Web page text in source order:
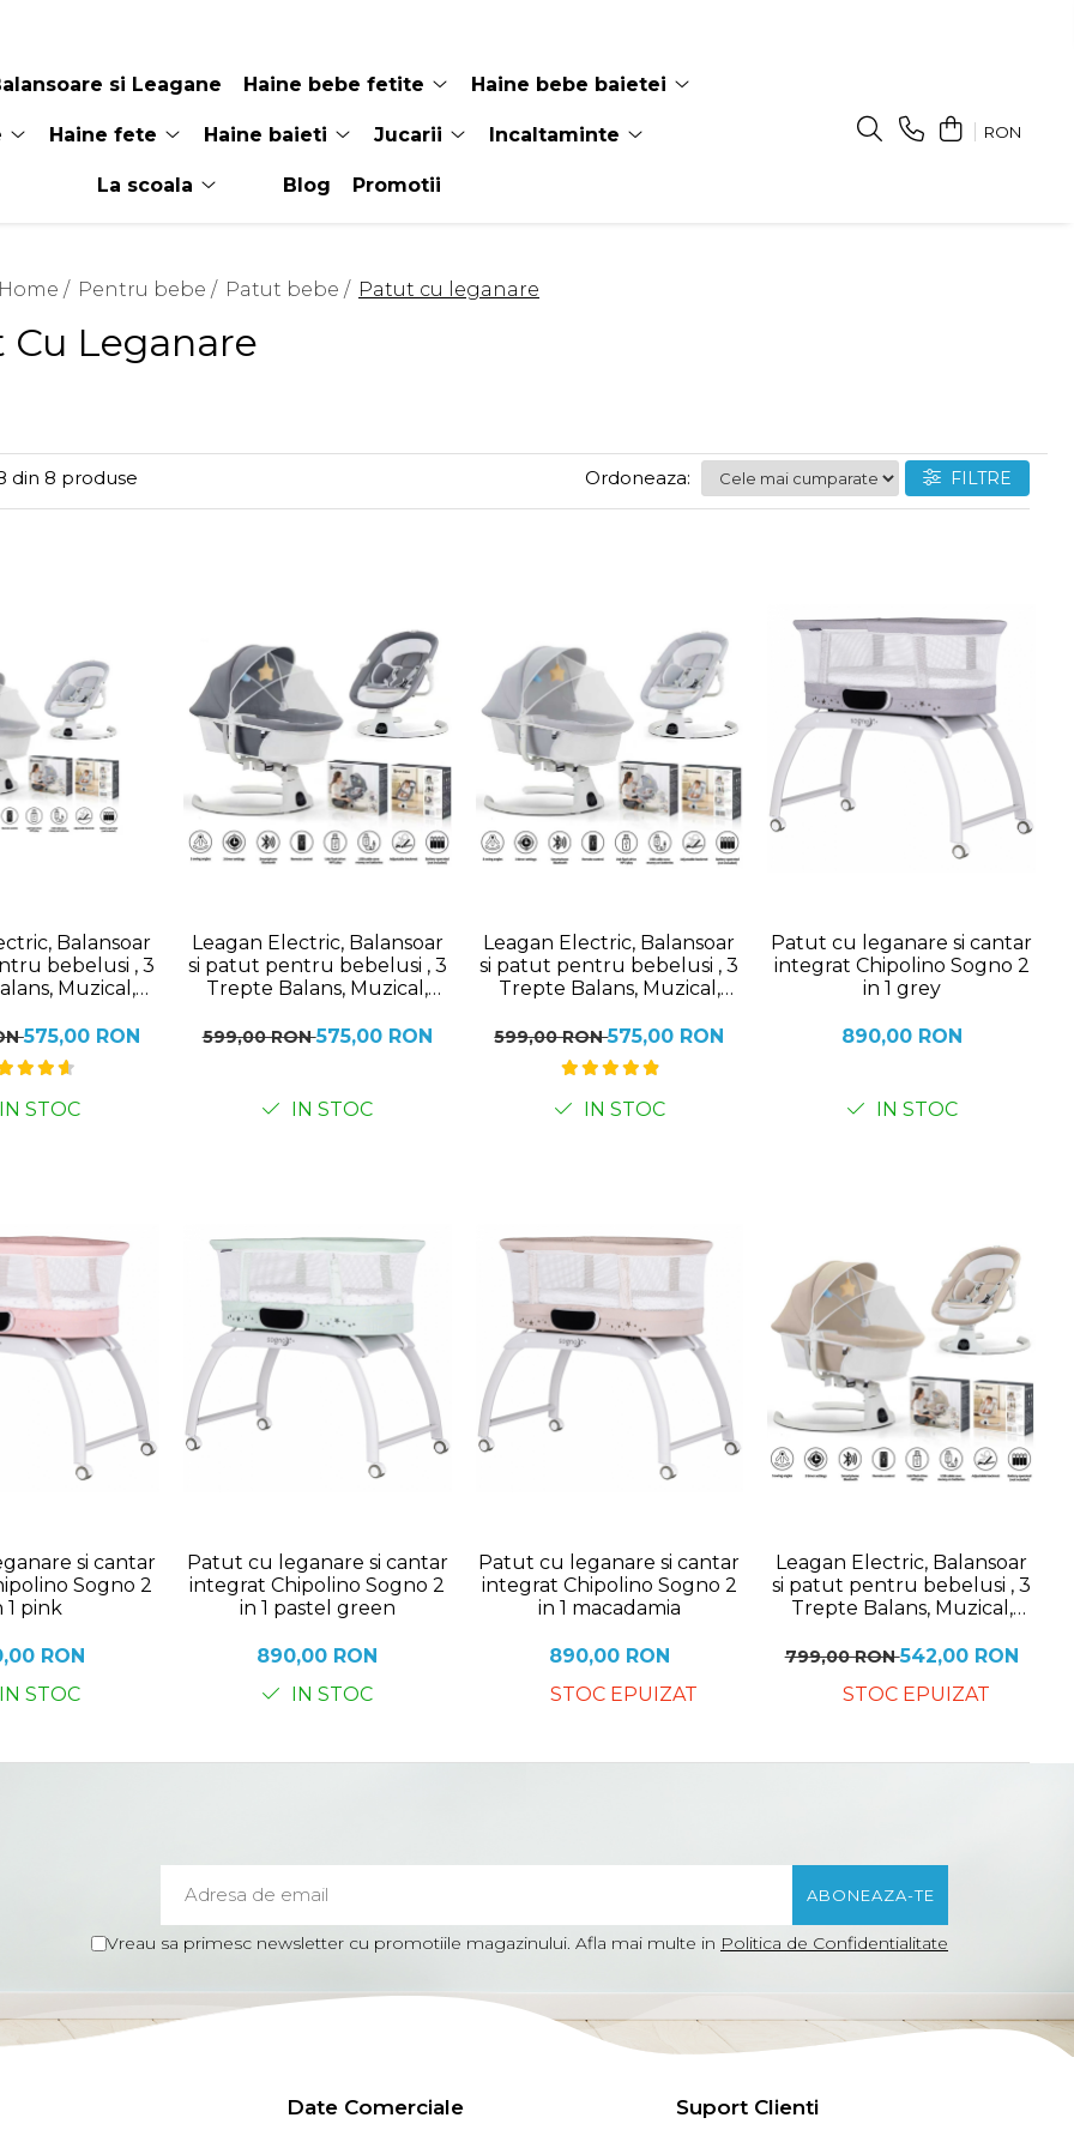
RON
si Leagane Haine bebe fetite Haine bebe baietei
Haine fete Haine baieti Jucarii Incaltaminte
La scoala Blog Promotii
Home / Pentru bebe / Patut bebe / Patut cu leganare
Cu Leganare
din 8 produse FILTRE
Ordoneaza:
Balansoar
bebelusi , 3
Muzical,
Jucarii de
Rabatabil
insecte
575,00 RON
IN STOC
Leagan Electric, Balansoar
si patut pentru bebelusi , 3
Trepte Balans, Muzical,
Telecomanda, Jucarii de
599,00 RON575,00 RON
IN STOC
Leagan Electric, Balansoar
si patut pentru bebelusi , 3
Trepte Balans, Muzical,
Telecomanda, Jucarii de
Plus, Cu Acoperis Rabatabil
si Plasa insecte, Gri deschis
599,00 RON575,00 RON
IN STOC
Patut cu leganare si cantar
integrat Chipolino Sogno 2
in 1 grey
890,00 RON
IN STOC
si cantar
Sogno 2
1 pink
RON
IN STOC
Patut cu leganare si cantar
integrat Chipolino Sogno 2
in 1 pastel green
890,00 RON
IN STOC
Patut cu leganare si cantar
integrat Chipolino Sogno 2
in 1 macadamia
890,00 RON
STOC EPUIZAT
Leagan Electric, Balansoar
si patut pentru bebelusi , 3
Trepte Balans, Muzical,
Telecomanda, Jucarii de
si Plasa insecte, Bej
799,00 RON542,00 RON
STOC EPUIZAT
Vreau sa primesc newsletter cu promotiile magazinului. Afla mai multe in Politica de Confidentialitate
Date Comerciale Suport Clienti